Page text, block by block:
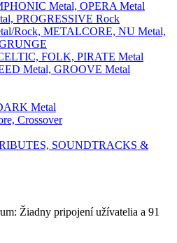
Metal, OPERA Metal
PROGRESSIVE Rock
Rock, METALCORE, NU Metal,
FOLK, PIRATE Metal
Metal, GROOVE Metal
Metal
Crossover
SOUNDTRACKS &
Žiadny pripojení užívatelia a 91